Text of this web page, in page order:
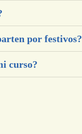
por festivos?
curso?